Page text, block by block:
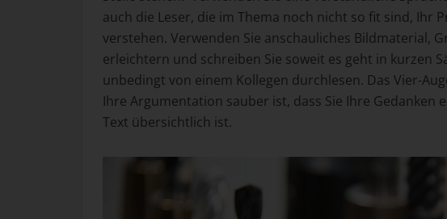
auch die Leser, die im Thema noch nicht so fit sind, Ihr
verstehen. Verwenden Sie anschauliches Bildmaterial,
erleichtern und schreiben Sie soweit es geht in kurzen
unbedingt von einem Kollegen durchlesen. Das Vier-
Ihre Argumentation sauber ist, dass Sie Ihre
Text übersichtlich ist.